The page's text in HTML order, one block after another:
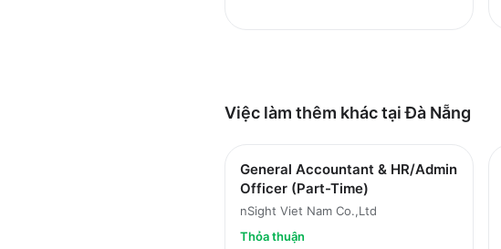
Việc làm thêm khác tạiĐà Nẵng
General Accountant & HR/Admin
Officer (Part-Time)
nSight Viet Nam Co.,Ltd
Thỏa thuận